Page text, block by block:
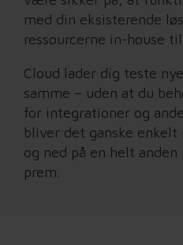
med din eksisterende
ressourcerne in-house
Cloud lader dig teste
samme – uden at du
for integrationer og
bliver det ganske
og ned på en helt anden
prem.